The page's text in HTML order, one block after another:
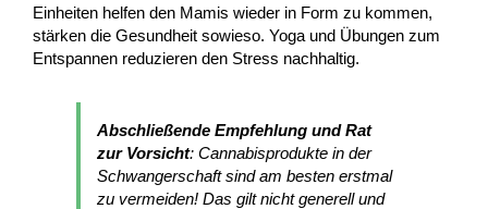
Einheiten helfen den Mamis wieder in Form zu kommen,
stärken die Gesundheit sowieso. Yoga und Übungen zum
Entspannen reduzieren den Stress nachhaltig.
Abschließende Empfehlung und Rat
zur Vorsicht: Cannabisprodukte in der
Schwangerschaft sind am besten erstmal
zu vermeiden! Das gilt nicht generell und